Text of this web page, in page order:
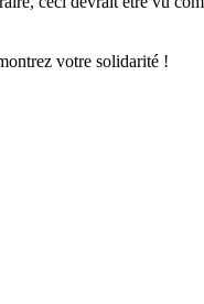
votre solidarité !